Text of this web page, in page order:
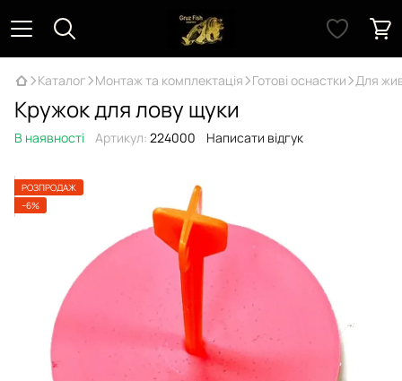
Каталог Монтаж та комплектація Готові оснастки Для
Кружок для лову щуки
В наявності Артикул: 224000 Написати відгук
РОЗПРОДАЖ
−6%